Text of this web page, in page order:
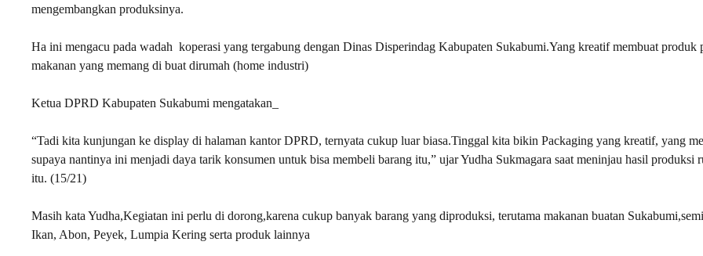
mengembangkan produksinya.
Ha ini mengacu pada wadah koperasi yang tergabung dengan Dinas Disperindag Kabupaten Sukabumi.Yang kreatif membuat produk
makanan yang memang di buat dirumah (home industri)
Ketua DPRD Kabupaten Sukabumi mengatakan_
“Tadi kita kunjungan ke display di halaman kantor DPRD, ternyata cukup luar biasa.Tinggal kita bikin Packaging yang kreatif, yang
supaya nantinya ini menjadi daya tarik konsumen untuk bisa membeli barang itu,” ujar Yudha Sukmagara saat meninjau hasil produksi
itu. (15/21)
Masih kata Yudha,Kegiatan ini perlu di dorong,karena cukup banyak barang yang diproduksi, terutama makanan buatan
Ikan, Abon, Peyek, Lumpia Kering serta produk lainnya